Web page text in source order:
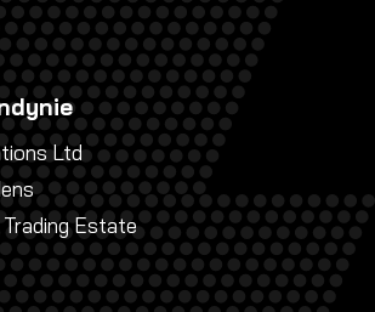
Ltd
Estate